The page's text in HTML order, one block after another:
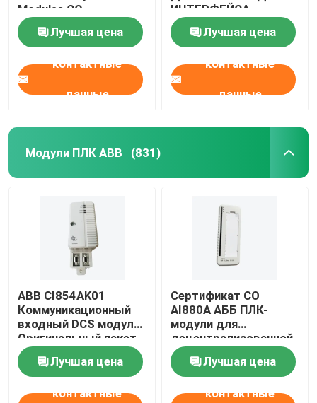
Modules CO
Сертифицированный
Лучшая цена
контактные
данные
ИНТЕРФЕЙСА
КАНАЛА
Лучшая цена
контактные
данные
Модули ПЛК ABB (831)
ABB CI854AK01
Коммуникационный
входный DCS модуль
Оригинальный пакет
Лучшая цена
контактные
Сертификат CO
AI880A АББ ПЛК-
модули для
децентрализованной
системы управления
Лучшая цена
контактные